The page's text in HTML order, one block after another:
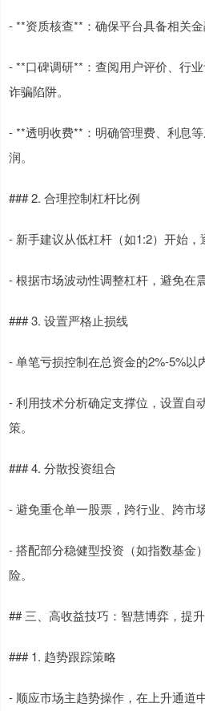
- **资质核查**：确保平台具备相关金
- **口碑调研**：查阅用户评价、行
诈骗陷阱。
- **透明收费**：明确管理费、利息
润。
### 2. 合理控制杠杆比例
- 新手建议从低杠杆（如1:2）开始，
- 根据市场波动性调整杠杆，避免在
### 3. 设置严格止损线
- 单笔亏损控制在总资金的2%-5%以
- 利用技术分析确定支撑位，设置自
策。
### 4. 分散投资组合
- 避免重仓单一股票，跨行业、跨市
- 搭配部分稳健型投资（如指数基金
险。
## 三、高收益技巧：智慧博弈，提
### 1. 趋势跟踪策略
- 顺应市场主趋势操作，在上升通道